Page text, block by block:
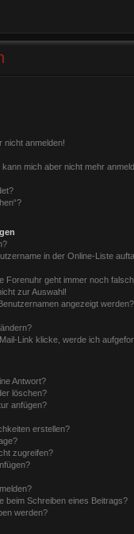
nicht anmelden!
mich aber nicht mehr
in der Online-Liste
Forenuhr geht immer noch
zur Auswahl!
angezeigt werden?
Link klicke, werde ich
Antwort?
löschen?
anfügen?
erstellen?
zugreifen?
beim Schreiben eines Beitrags?
werden?